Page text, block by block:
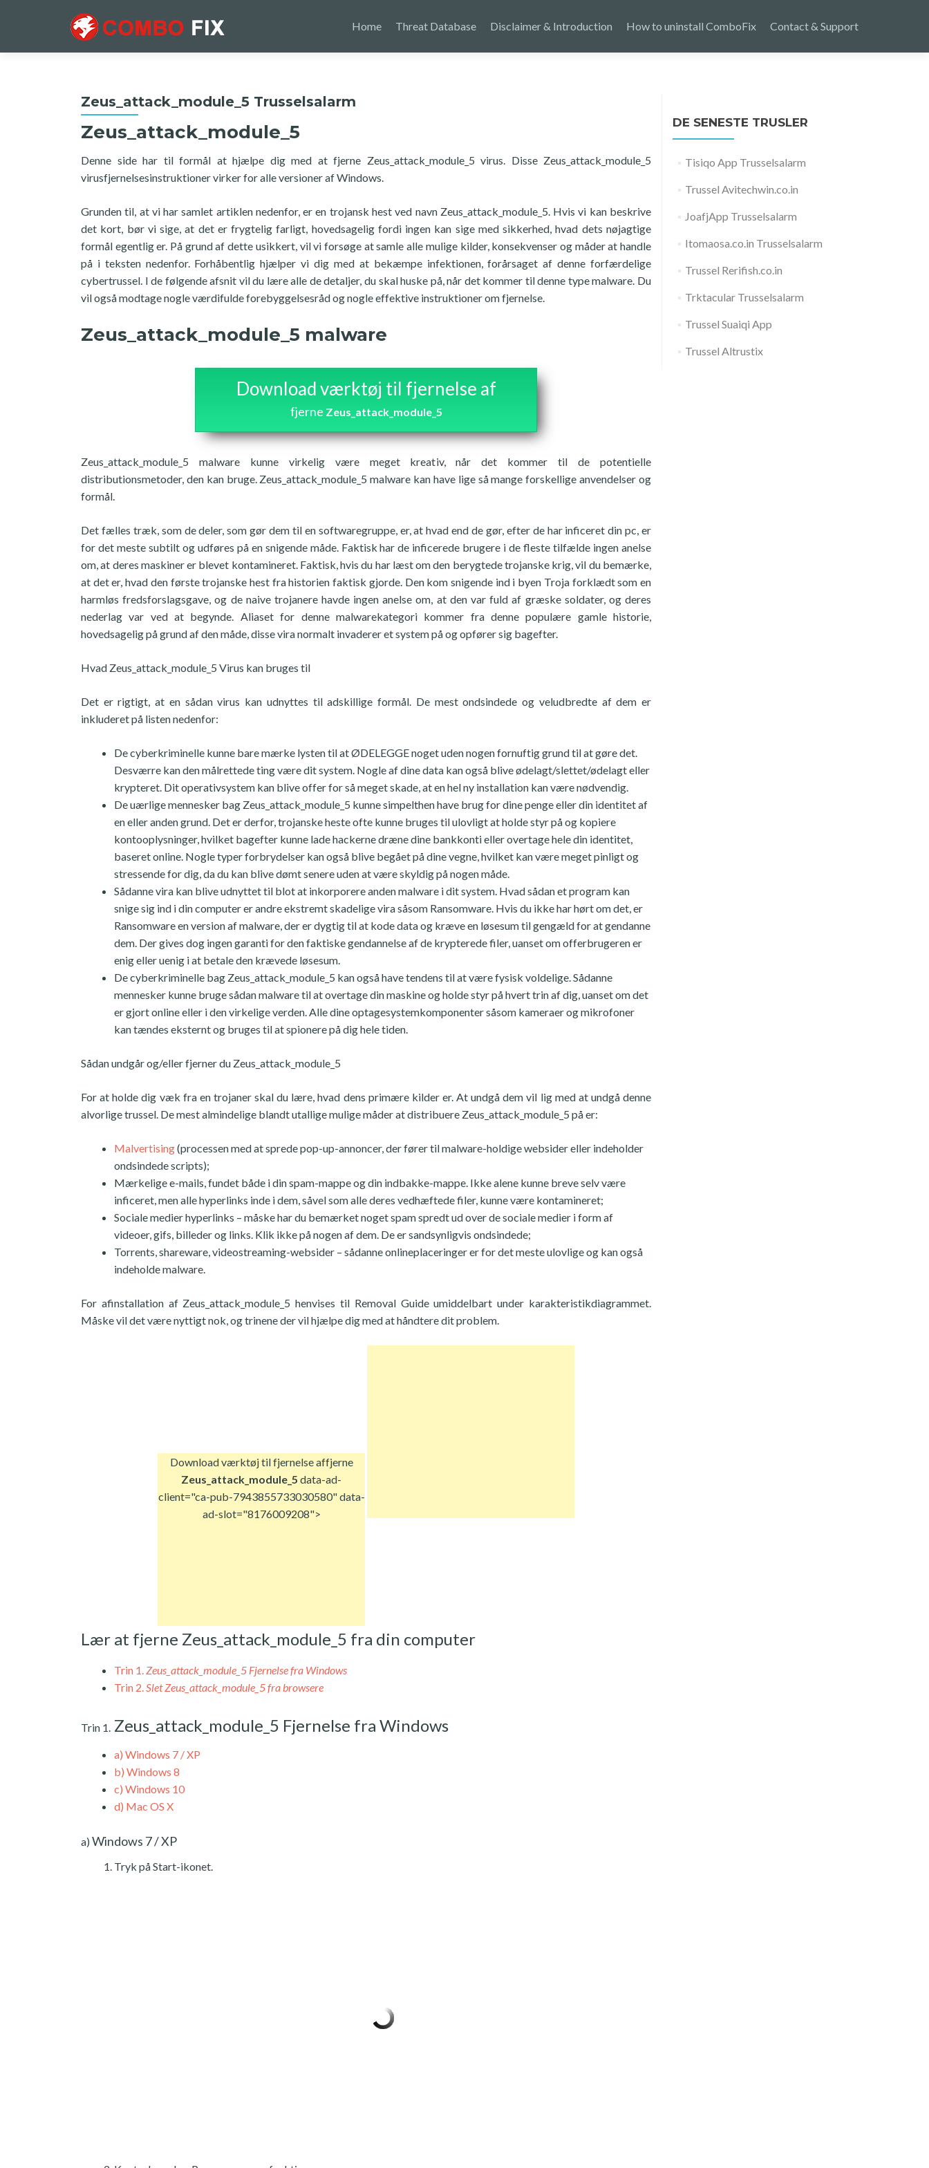
Home Threat Database Disclaimer & Introduction How to uninstall ComboFix Contact & Support
Zeus_attack_module_5 Trusselsalarm
Zeus_attack_module_5
Denne side har til formål at hjælpe dig med at fjerne Zeus_attack_module_5 virus. Disse Zeus_attack_module_5
virusfjernelsesinstruktioner virker for alle versioner af Windows.
Grunden til, at vi har samlet artiklen nedenfor, er en trojansk hest ved navn Zeus_attack_module_5. Hvis vi kan beskrive
det kort, bør vi sige, at det er frygtelig farligt, hovedsagelig fordi ingen kan sige med sikkerhed, hvad dets nøjagtige
formål egentlig er. På grund af dette usikkert, vil vi forsøge at samle alle mulige kilder, konsekvenser og måder at handle
på i teksten nedenfor. Forhåbentlig hjælper vi dig med at bekæmpe infektionen, forårsaget af denne forfærdelige
cybertrussel. I de følgende afsnit vil du lære alle de detaljer, du skal huske på, når det kommer til denne type malware. Du
vil også modtage nogle værdifulde forebyggelsesråd og nogle effektive instruktioner om fjernelse.
Zeus_attack_module_5 malware
Download værktøj til fjernelse af
fjerne Zeus_attack_module_5
Zeus_attack_module_5 malware kunne virkelig være meget kreativ, når det kommer til de potentielle
distributionsmetoder, den kan bruge. Zeus_attack_module_5 malware kan have lige så mange forskellige anvendelser og
formål.
Det fælles træk, som de deler, som gør dem til en softwaregruppe, er, at hvad end de gør, efter de har inficeret din pc, er
for det meste subtilt og udføres på en snigende måde. Faktisk har de inficerede brugere i de fleste tilfælde ingen anelse
om, at deres maskiner er blevet kontamineret. Faktisk, hvis du har læst om den berygtede trojanske krig, vil du bemærke,
at det er, hvad den første trojanske hest fra historien faktisk gjorde. Den kom snigende ind i byen Troja forklædt som en
harmløs fredsforslagsgave, og de naive trojanere havde ingen anelse om, at den var fuld af græske soldater, og deres
nederlag var ved at begynde. Aliaset for denne malwarekategori kommer fra denne populære gamle historie,
hovedsagelig på grund af den måde, disse vira normalt invaderer et system på og opfører sig bagefter.
Hvad Zeus_attack_module_5 Virus kan bruges til
Det er rigtigt, at en sådan virus kan udnyttes til adskillige formål. De mest ondsindede og veludbredte af dem er
inkluderet på listen nedenfor:
De cyberkriminelle kunne bare mærke lysten til at ØDELEGGE noget uden nogen fornuftig grund til at gøre det.
Desværre kan den målrettede ting være dit system. Nogle af dine data kan også blive ødelagt/slettet/ødelagt eller
krypteret. Dit operativsystem kan blive offer for så meget skade, at en hel ny installation kan være nødvendig.
De uærlige mennesker bag Zeus_attack_module_5 kunne simpelthen have brug for dine penge eller din identitet af
en eller anden grund. Det er derfor, trojanske heste ofte kunne bruges til ulovligt at holde styr på og kopiere
kontooplysninger, hvilket bagefter kunne lade hackerne dræne dine bankkonti eller overtage hele din identitet,
baseret online. Nogle typer forbrydelser kan også blive begået på dine vegne, hvilket kan være meget pinligt og
stressende for dig, da du kan blive dømt senere uden at være skyldig på nogen måde.
Sådanne vira kan blive udnyttet til blot at inkorporere anden malware i dit system. Hvad sådan et program kan
snige sig ind i din computer er andre ekstremt skadelige vira såsom Ransomware. Hvis du ikke har hørt om det, er
Ransomware en version af malware, der er dygtig til at kode data og kræve en løsesum til gengæld for at gendanne
dem. Der gives dog ingen garanti for den faktiske gendannelse af de krypterede filer, uanset om offerbrugeren er
enig eller uenig i at betale den krævede løsesum.
De cyberkriminelle bag Zeus_attack_module_5 kan også have tendens til at være fysisk voldelige. Sådanne
mennesker kunne bruge sådan malware til at overtage din maskine og holde styr på hvert trin af dig, uanset om det
er gjort online eller i den virkelige verden. Alle dine optagesystemkomponenter såsom kameraer og mikrofoner
kan tændes eksternt og bruges til at spionere på dig hele tiden.
Sådan undgår og/eller fjerner du Zeus_attack_module_5
For at holde dig væk fra en trojaner skal du lære, hvad dens primære kilder er. At undgå dem vil lig med at undgå denne
alvorlige trussel. De mest almindelige blandt utallige mulige måder at distribuere Zeus_attack_module_5 på er:
Malvertising(processen med at sprede pop-up-annoncer, der fører til malware-holdige websider eller indeholder
ondsindede scripts);
Mærkelige e-mails, fundet både i din spam-mappe og din indbakke-mappe. Ikke alene kunne breve selv være
inficeret, men alle hyperlinks inde i dem, såvel som alle deres vedhæftede filer, kunne være kontamineret;
Sociale medier hyperlinks – måske har du bemærket noget spam spredt ud over de sociale medier i form af
videoer, gifs, billeder og links. Klik ikke på nogen af dem. De er sandsynligvis ondsindede;
Torrents, shareware, videostreaming-websider – sådanne onlineplaceringer er for det meste ulovlige og kan også
indeholde malware.
For afinstallation af Zeus_attack_module_5 henvises til Removal Guide umiddelbart under karakteristikdiagrammet.
Måske vil det være nyttigt nok, og trinene der vil hjælpe dig med at håndtere dit problem.
Download værktøj til fjernelse affjerne
Zeus_attack_module_5 data-ad-
client="ca-pub-7943855733030580" data-
ad-slot="8176009208">
Lær at fjerne Zeus_attack_module_5 fra din computer
Trin 1.Zeus_attack_module_5 Fjernelse fra Windows
Trin 2.Slet Zeus_attack_module_5 fra browsere
Trin 1. Zeus_attack_module_5 Fjernelse fra Windows
a) Windows 7 / XP
b) Windows 8
c) Windows 10
d) Mac OS X
a) Windows 7 / XP
Tryk på Start-ikonet.
DE SENESTE TRUSLER
Tisiqo App Trusselsalarm
Trussel Avitechwin.co.in
JoafjApp Trusselsalarm
Itomaosa.co.in Trusselsalarm
Trussel Rerifish.co.in
Trktacular Trusselsalarm
Trussel Suaiqi App
Trussel Altrustix